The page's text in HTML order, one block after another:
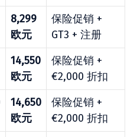
8,299
欧元
保险促销 +
GT3 + 注册
14,550
欧元
保险促销 +
€2,000 折扣
14,650
欧元
保险促销 +
€2,000 折扣